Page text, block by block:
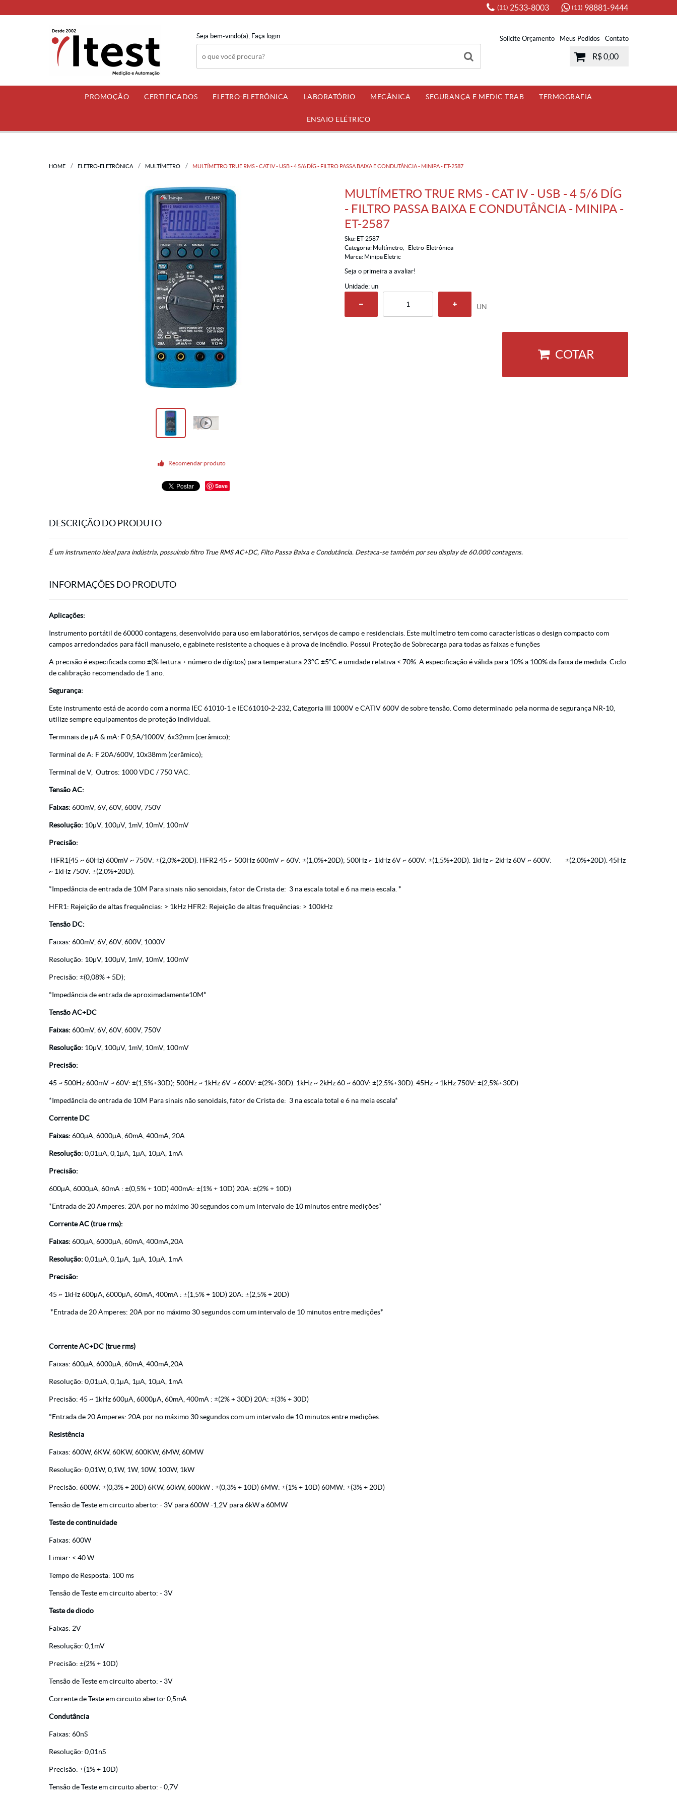
(11) 2533-8003 (11) 98881-9444
Seja bem-vindo(a), Faça login Solicite Orçamento Meus Pedidos Contato
R$ 0,00
PROMOÇÃO CERTIFICADOS ELETRO-ELETRÔNICA LABORATÓRIO MECÂNICA SEGURANÇA E MEDIC TRAB TERMOGRAFIA
ENSAIO ELÉTRICO
HOME ELETRO-ELETRÔNICA MULTÍMETRO MULTÍMETRO TRUE RMS - CAT IV - USB - 4 5/6 DÍG - FILTRO PASSA BAIXA E CONDUTÂNCIA - MINIPA - ET-2587
Recomendar produto
Save
MULTÍMETRO TRUE RMS - CAT IV - USB - 4 5/6 DÍG
- FILTRO PASSA BAIXA E CONDUTÂNCIA - MINIPA -
ET-2587
Sku: ET-2587
Categoria: Multímetro
Eletro-Eletrônica
Marca: Minipa Eletric
Seja o primeira a avaliar!
Unidade: un
UN
COTAR
DESCRIÇÃO DO PRODUTO
É um instrumento ideal para indústria, possuindo filtro True RMS AC+DC, Filto Passa Baixa e Condutância. Destaca-se também por seu display de 60.000 contagens.
INFORMAÇÕES DO PRODUTO
Aplicações:
Instrumento portátil de 60000 contagens, desenvolvido para uso em laboratórios, serviços de campo e residenciais. Este multímetro tem como características o design compacto com
campos arredondados para fácil manuseio, e gabinete resistente a choques e à prova de incêndio. Possui Proteção de Sobrecarga para todas as faixas e funções
A precisão é especificada como ±(% leitura + número de dígitos) para temperatura 23°C ±5°C e umidade relativa < 70%. A especificação é válida para 10% a 100% da faixa de medida. Ciclo
de calibração recomendado de 1 ano.
Segurança:
Este instrumento está de acordo com a norma IEC 61010-1 e IEC61010-2-232, Categoria III 1000V e CATIV 600V de sobre tensão. Como determinado pela norma de segurança NR-10,
utilize sempre equipamentos de proteção individual.
Terminais de µA & mA: F 0,5A/1000V, 6x32mm (cerâmico);
Terminal de A: F 20A/600V, 10x38mm (cerâmico);
Terminal de V, Outros: 1000 VDC / 750 VAC.
Tensão AC:
Faixas: 600mV, 6V, 60V, 600V, 750V
Resolução: 10µV, 100µV, 1mV, 10mV, 100mV
Precisão:
HFR1(45 ~ 60Hz) 600mV ~ 750V: ±(2,0%+20D). HFR2 45 ~ 500Hz 600mV ~ 60V: ±(1,0%+20D); 500Hz ~ 1kHz 6V ~ 600V: ±(1,5%+20D). 1kHz ~ 2kHz 60V ~ 600V: ±(2,0%+20D). 45Hz
~ 1kHz 750V: ±(2,0%+20D).
*Impedância de entrada de 10M Para sinais não senoidais, fator de Crista de: 3 na escala total e 6 na meia escala. *
HFR1: Rejeição de altas frequências: > 1kHz HFR2: Rejeição de altas frequências: > 100kHz
Tensão DC:
Faixas: 600mV, 6V, 60V, 600V, 1000V
Resolução: 10µV, 100µV, 1mV, 10mV, 100mV
Precisão: ±(0,08% + 5D);
*Impedância de entrada de aproximadamente10M*
Tensão AC+DC
Faixas: 600mV, 6V, 60V, 600V, 750V
Resolução: 10µV, 100µV, 1mV, 10mV, 100mV
Precisão:
45 ~ 500Hz 600mV ~ 60V: ±(1,5%+30D); 500Hz ~ 1kHz 6V ~ 600V: ±(2%+30D). 1kHz ~ 2kHz 60 ~ 600V: ±(2,5%+30D). 45Hz ~ 1kHz 750V: ±(2,5%+30D)
*Impedância de entrada de 10M Para sinais não senoidais, fator de Crista de: 3 na escala total e 6 na meia escala*
Corrente DC
Faixas: 600µA, 6000µA, 60mA, 400mA, 20A
Resolução: 0,01µA, 0,1µA, 1µA, 10µA, 1mA
Precisão:
600µA, 6000µA, 60mA : ±(0,5% + 10D) 400mA: ±(1% + 10D) 20A: ±(2% + 10D)
*Entrada de 20 Amperes: 20A por no máximo 30 segundos com um intervalo de 10 minutos entre medições*
Corrente AC (true rms):
Faixas: 600µA, 6000µA, 60mA, 400mA,20A
Resolução: 0,01µA, 0,1µA, 1µA, 10µA, 1mA
Precisão:
45 ~ 1kHz 600µA, 6000µA, 60mA, 400mA : ±(1,5% + 10D) 20A: ±(2,5% + 20D)
*Entrada de 20 Amperes: 20A por no máximo 30 segundos com um intervalo de 10 minutos entre medições*
Corrente AC+DC (true rms)
Faixas: 600µA, 6000µA, 60mA, 400mA,20A
Resolução: 0,01µA, 0,1µA, 1µA, 10µA, 1mA
Precisão: 45 ~ 1kHz 600µA, 6000µA, 60mA, 400mA : ±(2% + 30D) 20A: ±(3% + 30D)
*Entrada de 20 Amperes: 20A por no máximo 30 segundos com um intervalo de 10 minutos entre medições.
Resistência
Faixas: 600W, 6KW, 60KW, 600KW, 6MW, 60MW
Resolução: 0,01W, 0,1W, 1W, 10W, 100W, 1kW
Precisão: 600W: ±(0,3% + 20D) 6KW, 60kW, 600kW : ±(0,3% + 10D) 6MW: ±(1% + 10D) 60MW: ±(3% + 20D)
Tensão de Teste em circuito aberto: - 3V para 600W -1,2V para 6kW a 60MW
Teste de continuidade
Faixas: 600W
Limiar: < 40 W
Tempo de Resposta: 100 ms
Tensão de Teste em circuito aberto: - 3V
Teste de diodo
Faixas: 2V
Resolução: 0,1mV
Precisão: ±(2% + 10D)
Tensão de Teste em circuito aberto: - 3V
Corrente de Teste em circuito aberto: 0,5mA
Condutância
Faixas: 60nS
Resolução: 0,01nS
Precisão: ±(1% + 10D)
Tensão de Teste em circuito aberto: - 0,7V